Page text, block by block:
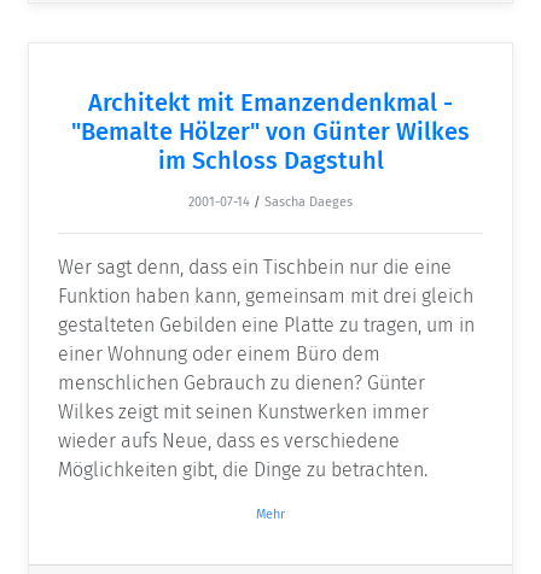
Architekt mit Emanzendenkmal -
"Bemalte Hölzer" von Günter Wilkes
im Schloss Dagstuhl
2001-07-14 / Sascha Daeges
Wer sagt denn, dass ein Tischbein nur die eine
Funktion haben kann, gemeinsam mit drei gleich
gestalteten Gebilden eine Platte zu tragen, um in
einer Wohnung oder einem Büro dem
menschlichen Gebrauch zu dienen? Günter
Wilkes zeigt mit seinen Kunstwerken immer
wieder aufs Neue, dass es verschiedene
Möglichkeiten gibt, die Dinge zu betrachten.
Mehr